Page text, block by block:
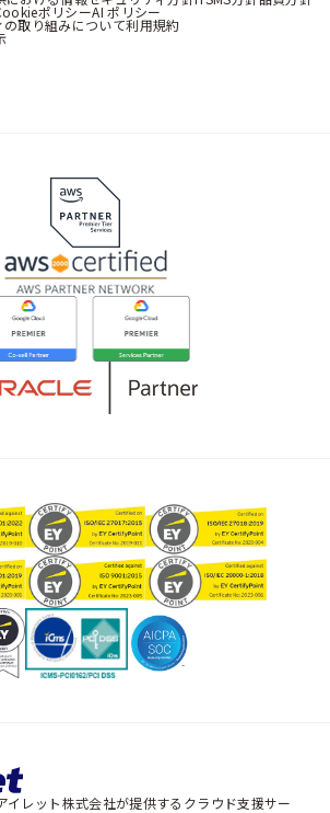
ポリシーAI ポリシー
の取り組みについて利用規約
レット株式会社が提供するクラウド支援サー